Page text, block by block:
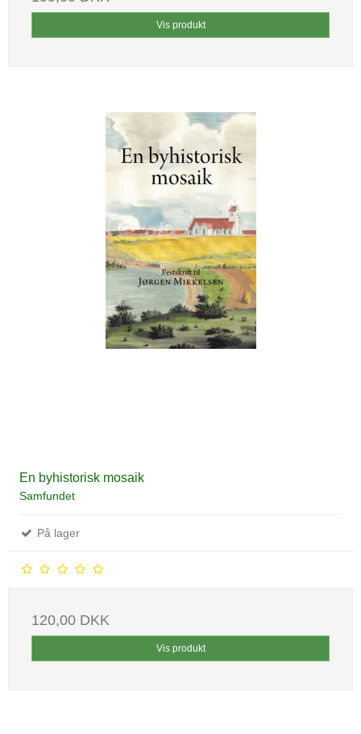
Vis produkt
En byhistorisk mosaik
Samfundet
På lager
120,00 DKK
Vis produkt